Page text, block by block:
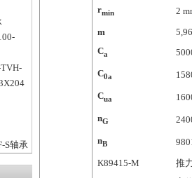
S轴承
rmin 2
m
5,96
Ca
C0a
Cua
nG
nB 980
K89415-M
推